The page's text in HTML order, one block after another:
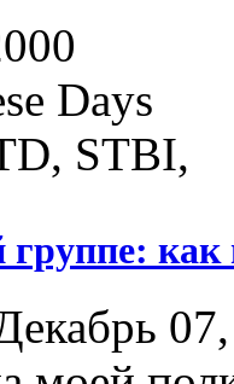
Days
STBI,